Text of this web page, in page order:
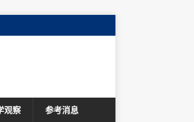
观察 参考消息